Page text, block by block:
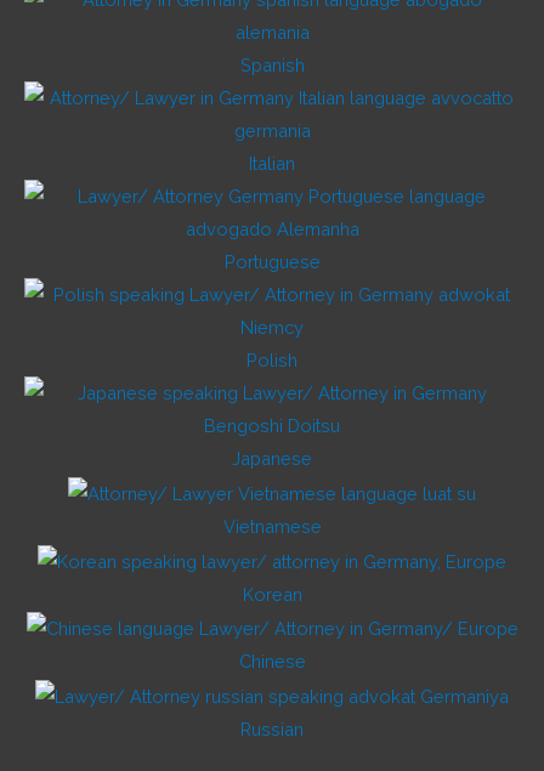
Spanish
Italian
Portuguese
Polish
Japanese
Vietnamese
Korean
Chinese
Russian